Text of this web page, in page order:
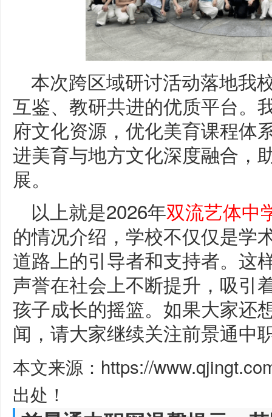
本次跨区域研讨活动落地我
互鉴、教研共进的优质平台。
府文化资源，优化美育课程体
进美育与地方文化深度融合，
展。
以上就是2026年双流艺体中
的情况介绍，学校不仅仅是学
道路上的引导者和支持者。这
声誉在社会上不断提升，吸引
孩子成长的摇篮。如果大家还
闻，请大家继续关注前景通中
本文来源：https://
出处！